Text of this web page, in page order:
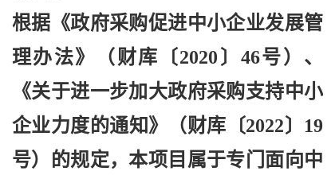
根据《政府采购促进中小企业发展管
理办法》（财库〔2020〕46号）、
《关于进一步加大政府采购支持中小
企业力度的通知》（财库〔2022〕19
号）的规定，本项目属于专门面向中